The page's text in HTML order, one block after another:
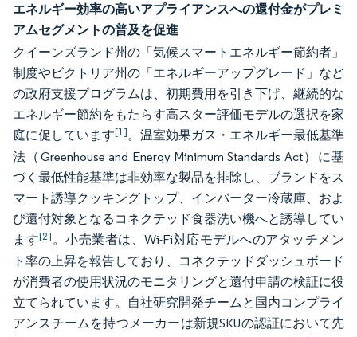
エネルギー効率の高いアプライアンスへの還付金がプレミ
アムセグメントの普及を促進
クイーンズランド州の「気候スマートエネルギー節約者」
制度やビクトリア州の「エネルギーアップグレード」など
の政府支援プログラムは、初期費用を引き下げ、継続的な
エネルギー節約をもたらす高スター評価モデルの選択を家
庭に促しています[1]。温室効果ガス・エネルギー最低基準
法（Greenhouse and Energy Minimum Standards Act）に基
づく最低性能基準は非効率な製品を排除し、ブランドをス
マート誘導クッキングトップ、インバーター冷蔵庫、およ
び還付対象となるコネクテッド食器洗い機へと誘導してい
ます[2]。小売業者は、Wi-Fi対応モデルへのアタッチメン
ト率の上昇を報告しており、コネクテッドダッシュボード
が消費者の使用状況のモニタリングと還付申請の検証に役
立てられています。自社研究開発チームと国内コンプライ
アンスチームを持つメーカーは新規SKUの認証において先